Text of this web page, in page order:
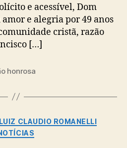
e acessível, Dom
e alegria por 49 anos
cristã, razão
[…]
honrosa
Categorias
LUIZ CLAUDIO ROMANELLI